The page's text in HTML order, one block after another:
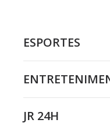
ESPORTES
JR 24H